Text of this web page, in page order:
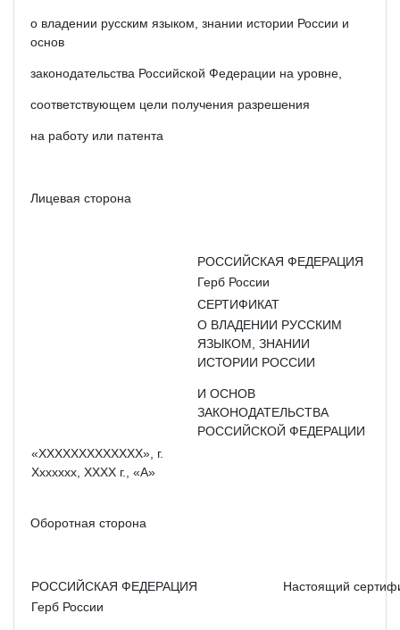
о владении русским языком, знании истории России и
основ
законодательства Российской Федерации на уровне,
соответствующем цели получения разрешения
на работу или патента
Лицевая сторона
РОССИЙСКАЯ ФЕДЕРАЦИЯ
Герб России
СЕРТИФИКАТ
О ВЛАДЕНИИ РУССКИМ
ЯЗЫКОМ, ЗНАНИИ
ИСТОРИИ РОССИИ
И ОСНОВ
ЗАКОНОДАТЕЛЬСТВА
РОССИЙСКОЙ ФЕДЕРАЦИИ
«XXXXXXXXXXXXX», г.
Xxxxxxx, XXXX г., «А»
Оборотная сторона
РОССИЙСКАЯ ФЕДЕРАЦИЯ
Настоящий
Герб России